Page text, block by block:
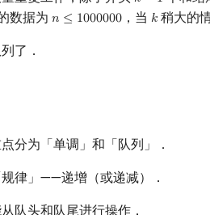
数据为 𝑛 ≤ 1000000
n≤1000000 ，当 𝑘
k稍大的
了．
分为「单调」和「队列」．
规律」——递增（或递减）．
队头和队尾进行操作．